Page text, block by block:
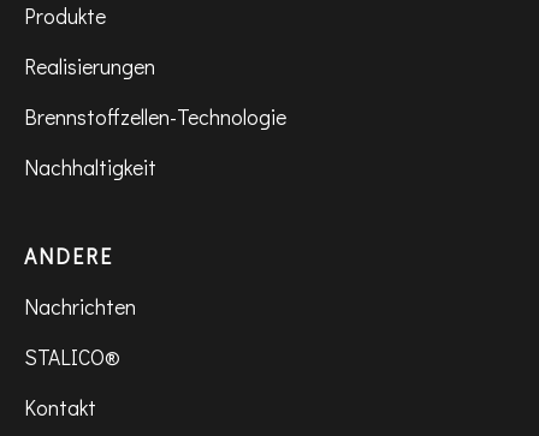
Produkte
Realisierungen
Brennstoffzellen-Technologie
Nachhaltigkeit
ANDERE
Nachrichten
STALICO®
Kontakt